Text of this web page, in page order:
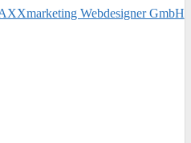
Webdesigner GmbH